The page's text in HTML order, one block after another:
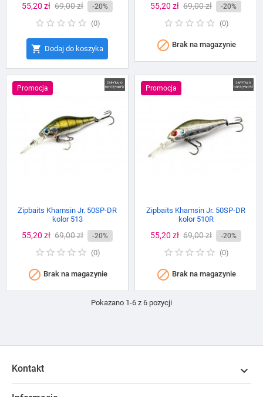
Cena
55,20 zł Cena
podstawowa
69,00 zł -20%
(0)
 Dodaj do koszyka
Cena
55,20 zł Cena
podstawowa
69,00 zł -20%
(0)
 Brak na magazynie
Promocja
Zipbaits Khamsin Jr. 50SP-DR
kolor 513
Cena
55,20 zł Cena
podstawowa
69,00 zł -20%
(0)
 Brak na magazynie
Promocja
Zipbaits Khamsin Jr. 50SP-DR
kolor 510R
Cena
55,20 zł Cena
podstawowa
69,00 zł -20%
(0)
 Brak na magazynie
Pokazano 1-6 z 6 pozycji
Kontakt 